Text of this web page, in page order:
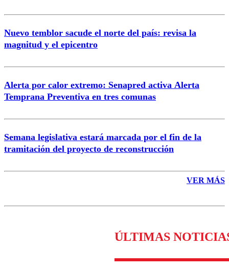
Nuevo temblor sacude el norte del país: revisa la
magnitud y el epicentro
Alerta por calor extremo: Senapred activa Alerta
Temprana Preventiva en tres comunas
Semana legislativa estará marcada por el fin de la
tramitación del proyecto de reconstrucción
VER MÁS
ÚLTIMAS